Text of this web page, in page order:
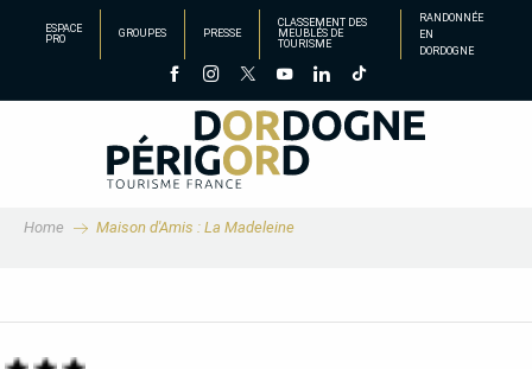
principal
ESPACE
PRO
GROUPES PRESSE
CLASSEMENT DES
MEUBLÉS DE
TOURISME
RANDONNÉE
EN
DORDOGNE
Home Maison d'Amis : La Madeleine